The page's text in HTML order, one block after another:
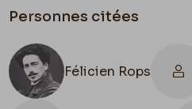
Personnes citées
Félicien Rops